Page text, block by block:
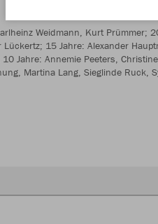
Weidmann, Kurt Prümmer;
15 Jahre: Alexander
Jahre: Annemie Peeters,
Martina Lang, Sieglinde Ruck,